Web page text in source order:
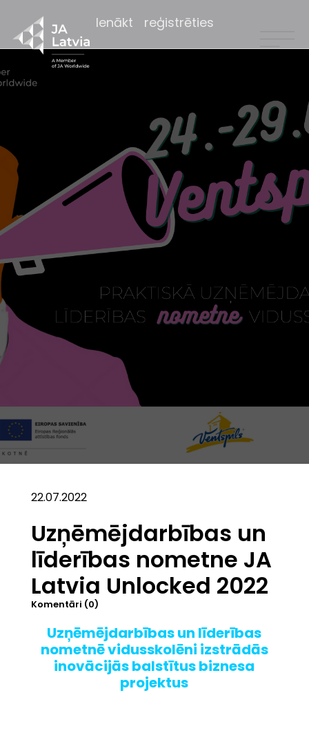
Ienākt reģistrēties
22.07.2022
Uzņēmējdarbības un
līderības nometne JA
Latvia Unlocked 2022
Komentāri (0)
Uzņēmējdarbības un līderības
nometnē vidusskolēni izstrādās
inovācijās balstītus biznesa
projektus